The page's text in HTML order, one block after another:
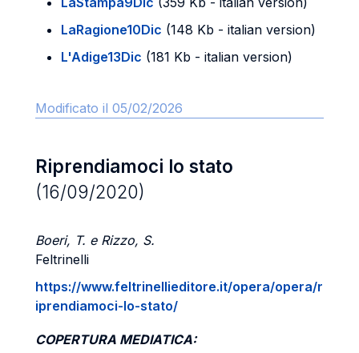
LaRagione10Dic (148 Kb - italian version)
L'Adige13Dic (181 Kb - italian version)
Modificato il 05/02/2026
Riprendiamoci lo stato
(16/09/2020)
Boeri, T. e Rizzo, S.
Feltrinelli
https://www.feltrinellieditore.it/opera/opera/r
iprendiamoci-lo-stato/
COPERTURA MEDIATICA: